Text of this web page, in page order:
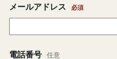
メールアドレス 必須
電話番号 任意